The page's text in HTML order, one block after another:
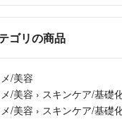
ゴリの商品
/美容
/美容 › スキンケア/基礎
/美容 › スキンケア/基礎